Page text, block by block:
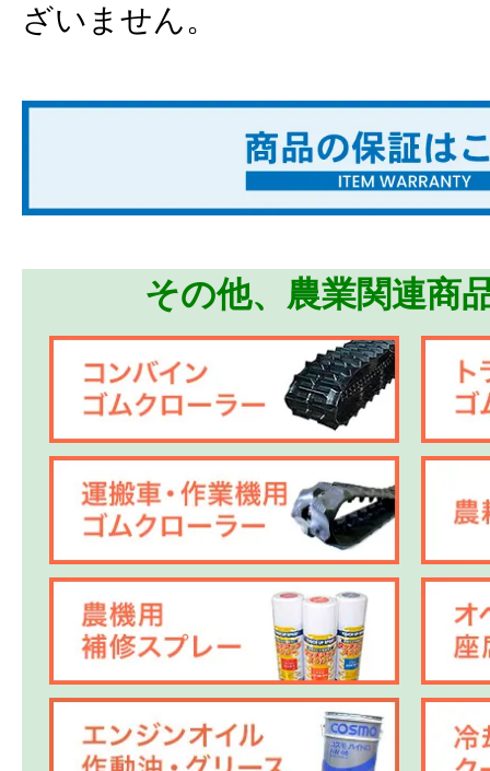
ざいません。